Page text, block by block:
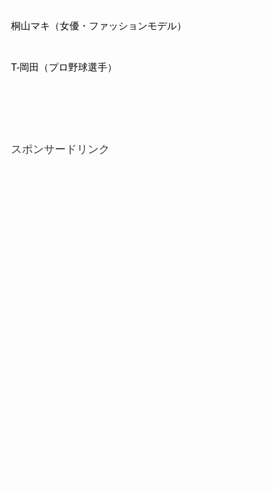
桐山マキ（女優・ファッションモデル）
T-岡田（プロ野球選手）
スポンサードリンク